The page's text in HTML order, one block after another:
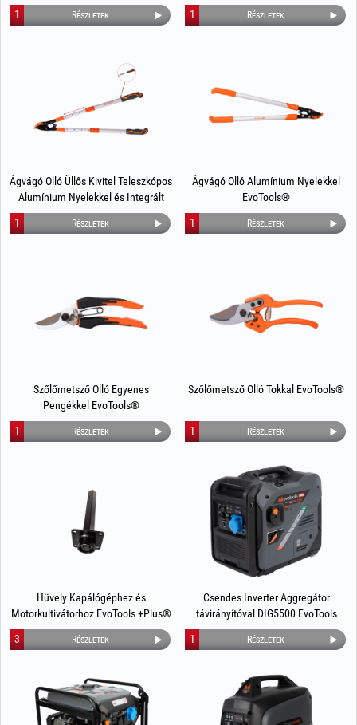
Részletek
1 Részletek
1
Ágvágó Olló Üllős Kivitel Teleszkópos
Alumínium Nyelekkel és Integrált
Ágfűrésszel EvoTools®
Részletek
1
Ágvágó Olló Alumínium Nyelekkel
EvoTools®
Részletek
1
Szőlőmetsző Olló Egyenes
Pengékkel EvoTools®
Részletek
1
Szőlőmetsző Olló Tokkal EvoTools®
Részletek
1
Hüvely Kapálógéphez és
Motorkultivátorhoz EvoTools +Plus®
Részletek
3
Csendes Inverter Aggregátor
távirányítóval DIG5500 EvoTools
+Plus®
Részletek
1